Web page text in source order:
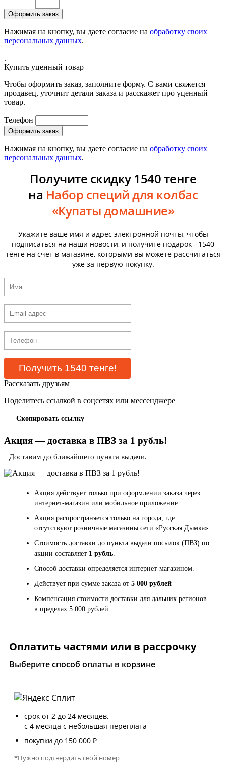
Нажимая на кнопку, вы даете согласие на обработку своих
персональных данных.
.
Купить уценный товар
Чтобы оформить заказ, заполните форму. С вами свяжется
продавец, уточнит детали заказа и расскажет про уценный
товар.
Телефон
Нажимая на кнопку, вы даете согласие на обработку своих
персональных данных.
Получите скидку 1540 тенге
на Набор специй для колбас
«Купаты домашние»
Укажите ваше имя и адрес электронной почты, чтобы
подписаться на наши новости, и получите подарок - 1540
тенге на счет в магазине, которыми вы можете рассчитаться
уже за первую покупку.
Рассказать друзьям
Поделитесь ссылкой в соцсетях или мессенджере
Скопировать ссылку
Акция — доставка в ПВЗ за 1 рубль!
Доставим до ближайшего пункта выдачи.
Акция действует только при оформлении заказа через
интернет-магазин или мобильное приложение.
Акция распространяется только на города, где
отсутствуют розничные магазины сети «Русская Дымка».
Стоимость доставки до пункта выдачи посылок (ПВЗ) по
акции составляет 1 рубль.
Способ доставки определяется интернет-магазином.
Действует при сумме заказа от 5 000 рублей
Компенсация стоимости доставки для дальних регионов
в пределах 5 000 рублей.
Оплатить частями или в рассрочку
Выберите способ оплаты в корзине
срок от 2 до 24 месяцев,
с 4 месяца с небольшая переплата
покупки до 150 000 ₽
*Нужно подтвердить свой номер